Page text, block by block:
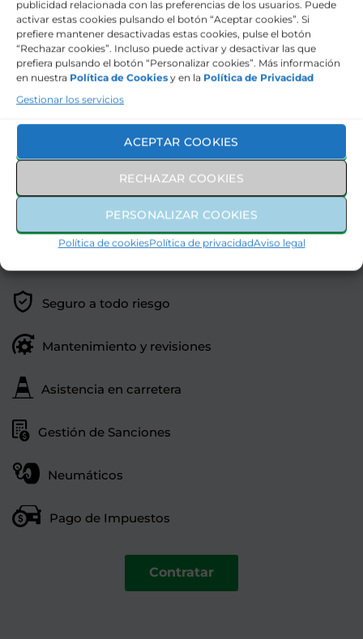
publicidad relacionada con las preferencias de los usuarios. Puede
activar estas cookies pulsando el botón “Aceptar cookies”. Si
prefiere mantener desactivadas estas cookies, pulse el botón
“Rechazar cookies”. Incluso puede activar y desactivar las que
prefiera pulsando el botón “Personalizar cookies”. Más información
en nuestra Política de Cookies y en la Política de Privacidad
Gestionar los servicios
ACEPTAR COOKIES
RECHAZAR COOKIES
PERSONALIZAR COOKIES
Política de cookiesPolítica de privacidadAviso legal
Interior
Exterior
Marca
745€
MÁS IVA
SERVICIOS INCLUIDOS
Seguro a todo riesgo
Mantenimiento y revisiones
Asistencia en carretera
Gestión de Sanciones
Neumáticos
Pago de Impuestos
Contratar